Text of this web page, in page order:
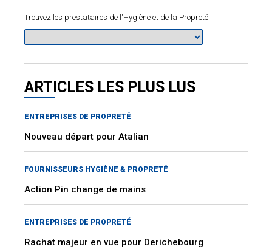
Trouvez les prestataires de l'Hygiène et de la Propreté
ARTICLES LES PLUS LUS
ENTREPRISES DE PROPRETÉ
Nouveau départ pour Atalian
FOURNISSEURS HYGIÈNE & PROPRETÉ
Action Pin change de mains
ENTREPRISES DE PROPRETÉ
Rachat majeur en vue pour Derichebourg